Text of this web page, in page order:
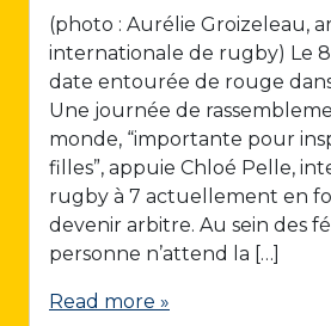
e
e
l
a
C
o
u
p
e
(photo : Aurélie Groizeleau,
internationale de rugby) Le 8
date entourée de rouge
Une journée de
monde, “importante pour
filles”, appuie Chloé Pelle,
rugby à 7 actuellement en
devenir arbitre. Au sein des
personne n’attend la […]
Read more »